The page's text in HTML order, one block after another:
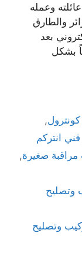
وعمله
والطارق
بعد
بشكل
,
فني انتركم
مراقبة صغيرة,
66428585 تركيب وتصليح
الفنطاس 66428585 تركيب وتصليح